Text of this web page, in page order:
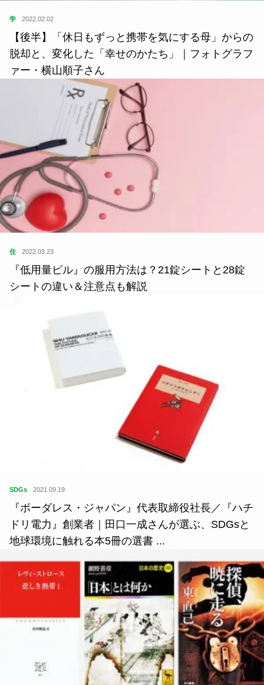
学 2022.02.02
【後半】「休日もずっと携帯を気にする母」からの
脱却と、変化した「幸せのかたち」｜フォトグラフ
ァー・横山順子さん
住 2022.03.23
『低用量ピル』の服用方法は？21錠シートと28錠
シートの違い＆注意点も解説
SDGs 2021.09.19
『ボーダレス・ジャパン』代表取締役社長／『ハチ
ドリ電力』創業者｜田口一成さんが選ぶ、SDGsと
地球環境に触れる本5冊の選書 ...